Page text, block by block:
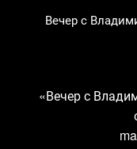
Вечер с
«Вечер с